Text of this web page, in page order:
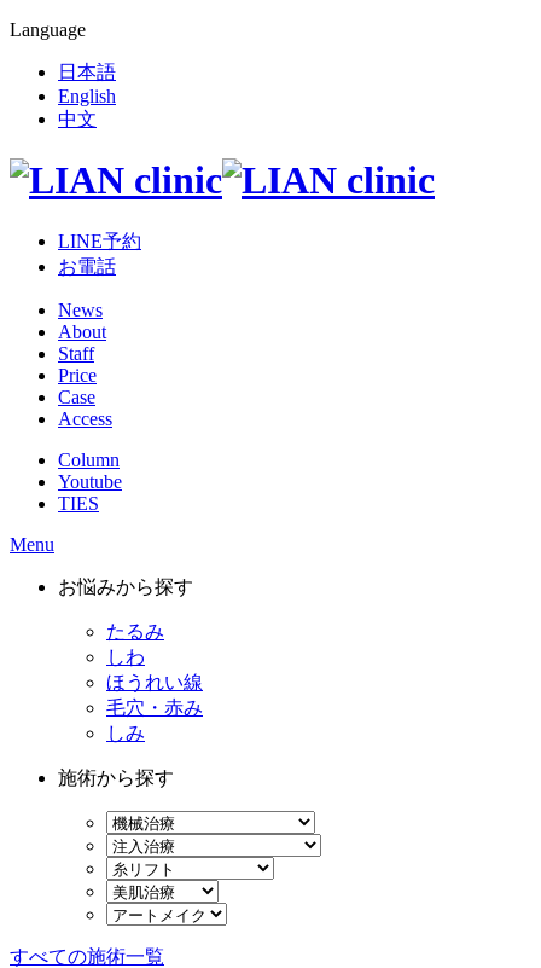
Language
日本語
English
中文
LINE予約
お電話
News
About
Staff
Price
Case
Access
Column
Youtube
TIES
Menu
お悩みから探す
たるみ
しわ
ほうれい線
毛穴・赤み
しみ
施術から探す
すべての施術一覧